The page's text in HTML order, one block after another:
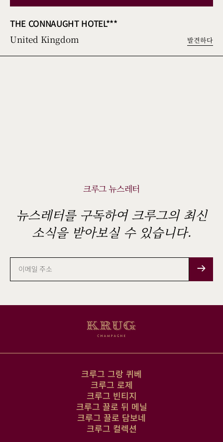
THE CONNAUGHT HOTEL***
United Kingdom 발견하다
크루그 뉴스레터
뉴스레터를 구독하여 크루그의 최신
소식을 받아보실 수 있습니다.
이
메
일
주
소
크루그 그랑 퀴베
크루그 로제
크루그 빈티지
크루그 끌로 뒤 메닐
크루그 끌로 담보네
크루그 컬렉션